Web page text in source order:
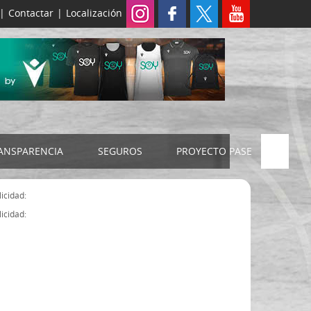
| Contactar | Localización
2024
SEGUROS
SEGURO JUDEX
PROYECTO PASE